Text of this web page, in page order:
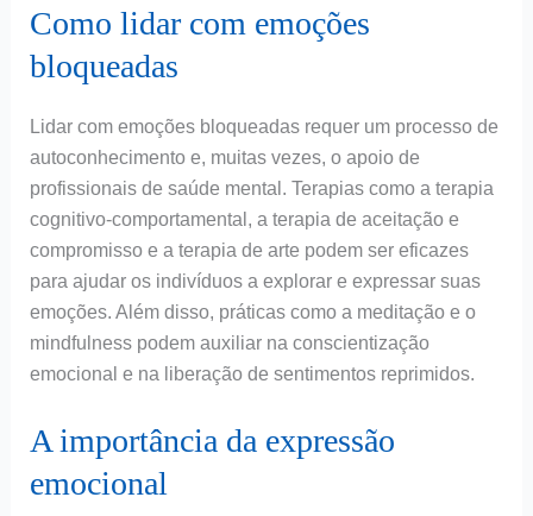
Como lidar com emoções
bloqueadas
Lidar com emoções bloqueadas requer um processo de
autoconhecimento e, muitas vezes, o apoio de
profissionais de saúde mental. Terapias como a terapia
cognitivo-comportamental, a terapia de aceitação e
compromisso e a terapia de arte podem ser eficazes
para ajudar os indivíduos a explorar e expressar suas
emoções. Além disso, práticas como a meditação e o
mindfulness podem auxiliar na conscientização
emocional e na liberação de sentimentos reprimidos.
A importância da expressão
emocional